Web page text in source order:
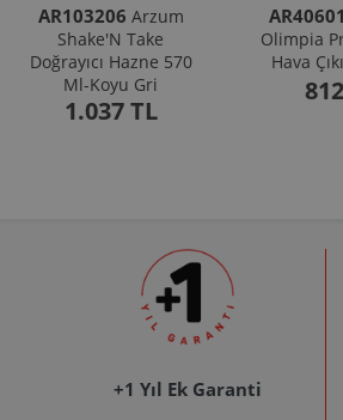
AR103206 Arzum
Shake'N Take
Doğrayıcı Hazne 570
Ml-Koyu Gri
1.037 TL
Olimpia
Hava
+1 Yıl Ek Garanti